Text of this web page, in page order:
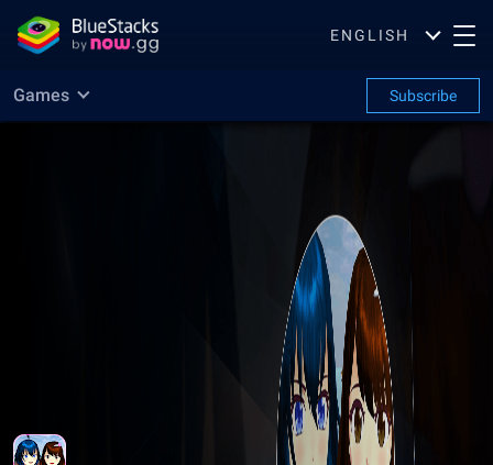
ENGLISH
Games Subscribe